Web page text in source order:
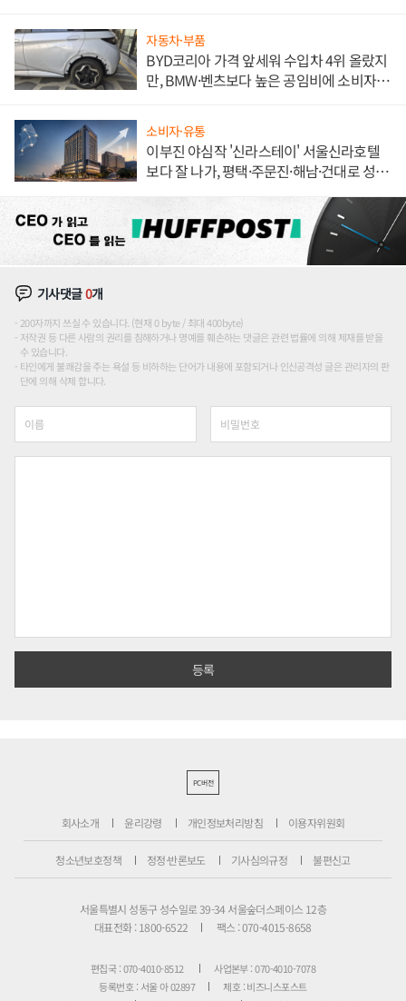
자동차·부품
BYD코리아 가격 앞세워 수입차 4위 올랐지
만, BMW·벤츠보다 높은 공임비에 소비자
소비자·유통
이부진 야심작 '신라스테이' 서울신라호텔
보다 잘 나가, 평택·주문진·해남·건대로 성
기사댓글0개
200자까지 쓰실 수 있습니다. (현재 0 byte / 최대 400byte)
저작권 등 다른 사람의 권리를 침해하거나 명예를 훼손하는 댓글은 관련 법률에 의해 제재를 받을
수 있습니다.
타인에게 불쾌감을 주는 욕설 등 비하하는 단어가 내용에 포함되거나 인신공격성 글은 관리자의 판
단에 의해 삭제 합니다.
PC버전
회사소개 윤리강령 개인정보처리방침 이용자위원회
청소년보호정책 정정·반론보도 기사심의규정 불편신고
서울특별시 성동구 성수일로 39-34 서울숲더스페이스 12층
대표전화 : 1800-6522
팩스 : 070-4015-8658
편집국 : 070-4010-8512
사업본부 : 070-4010-7078
등록번호 : 서울 아 02897
제호 : 비즈니스포스트